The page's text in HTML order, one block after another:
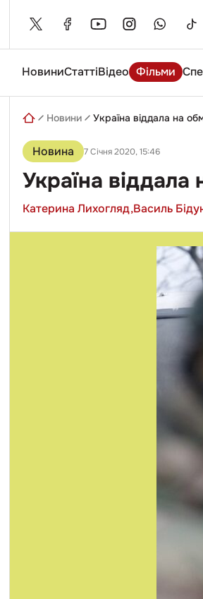
content
НовиниСтаттіВідео Фільми
Введіть
Новини Україна віддала на
Новина 7 Січня 2020, 15:46
Україна
Катерина Лихогляд,Василь